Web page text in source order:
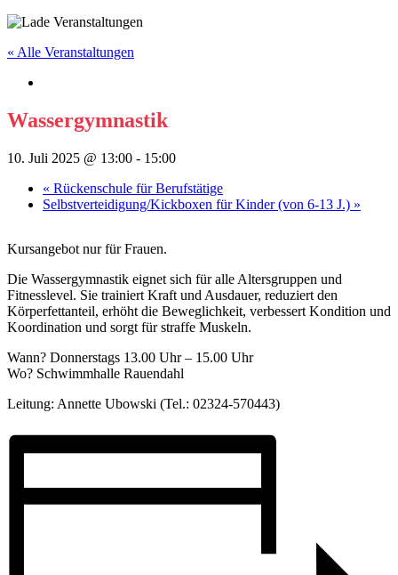
« Alle Veranstaltungen
Wassergymnastik
10. Juli 2025 @ 13:00 - 15:00
« Rückenschule für Berufstätige
Selbstverteidigung/Kickboxen für Kinder (von 6-13 J.) »
Kursangebot nur für Frauen.
Die Wassergymnastik eignet sich für alle Altersgruppen und
Fitnesslevel. Sie trainiert Kraft und Ausdauer, reduziert den
Körperfettanteil, erhöht die Beweglichkeit, verbessert Kondition und
Koordination und sorgt für straffe Muskeln.
Wann? Donnerstags 13.00 Uhr – 15.00 Uhr
Wo? Schwimmhalle Rauendahl
Leitung: Annette Ubowski (Tel.: 02324-570443)